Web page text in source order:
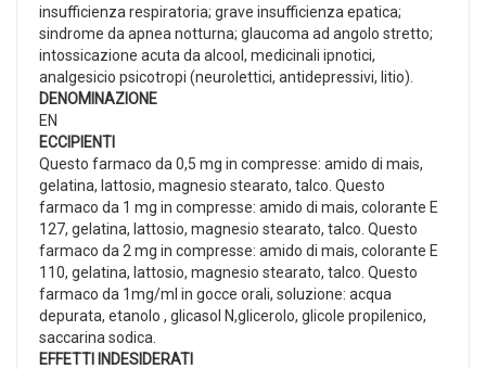
insufficienza respiratoria; grave insufficienza epatica;
sindrome da apnea notturna; glaucoma ad angolo stretto;
intossicazione acuta da alcool, medicinali ipnotici,
analgesicio psicotropi (neurolettici, antidepressivi, litio).
DENOMINAZIONE
EN
ECCIPIENTI
Questo farmaco da 0,5 mg in compresse: amido di mais,
gelatina, lattosio, magnesio stearato, talco. Questo
farmaco da 1 mg in compresse: amido di mais, colorante E
127, gelatina, lattosio, magnesio stearato, talco. Questo
farmaco da 2 mg in compresse: amido di mais, colorante E
110, gelatina, lattosio, magnesio stearato, talco. Questo
farmaco da 1mg/ml in gocce orali, soluzione: acqua
depurata, etanolo , glicasol N,glicerolo, glicole propilenico,
saccarina sodica.
EFFETTI INDESIDERATI